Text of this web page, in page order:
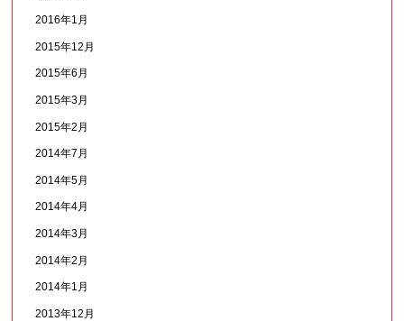
2016年1月
2015年12月
2015年6月
2015年3月
2015年2月
2014年7月
2014年5月
2014年4月
2014年3月
2014年2月
2014年1月
2013年12月